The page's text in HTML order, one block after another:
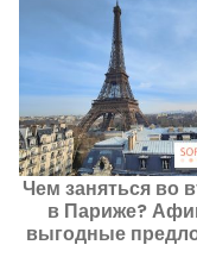
Чем заняться во
в Париже?
выгодные